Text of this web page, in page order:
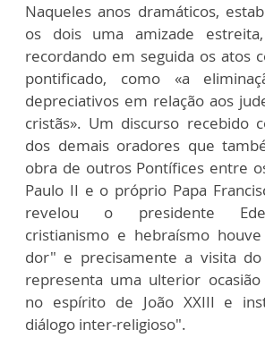
Naqueles anos dramáticos,
os dois uma amizade
recordando em seguida os atos
pontificado, como «a
depreciativos em relação aos
cristãs». Um discurso recebido
dos demais oradores que
obra de outros Pontífices entre
Paulo II e o próprio Papa
revelou o presidente
cristianismo e hebraísmo
dor" e precisamente a visita do
representa uma ulterior
no espírito de João XXIII e
diálogo inter-religioso".